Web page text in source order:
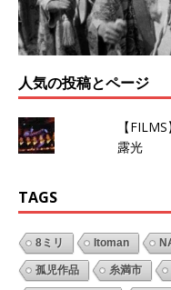
人気の投稿とページ
【
露光
TAGS
8ミリ Itoman
孤児作品 糸満市